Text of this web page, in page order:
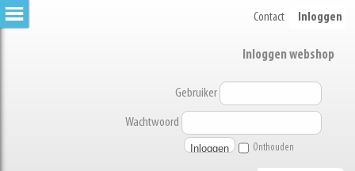
Contact Inloggen
Inloggen webshop
Gebruiker
Wachtwoord
Onthouden